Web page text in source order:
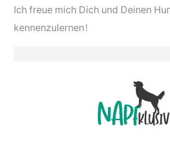
Ich freue mich Dich und Deinen
kennenzulernen!